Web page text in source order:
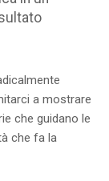
a mostrare
che guidano le
che fa la